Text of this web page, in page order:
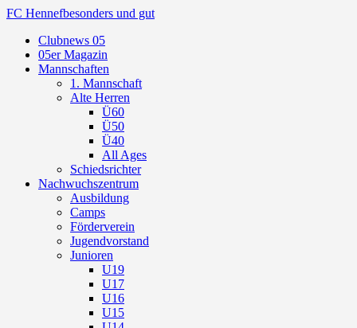
FC Hennefbesonders und gut
Clubnews 05
05er Magazin
Mannschaften
1. Mannschaft
Alte Herren
Ü60
Ü50
Ü40
All Ages
Schiedsrichter
Nachwuchszentrum
Ausbildung
Camps
Förderverein
Jugendvorstand
Junioren
U19
U17
U16
U15